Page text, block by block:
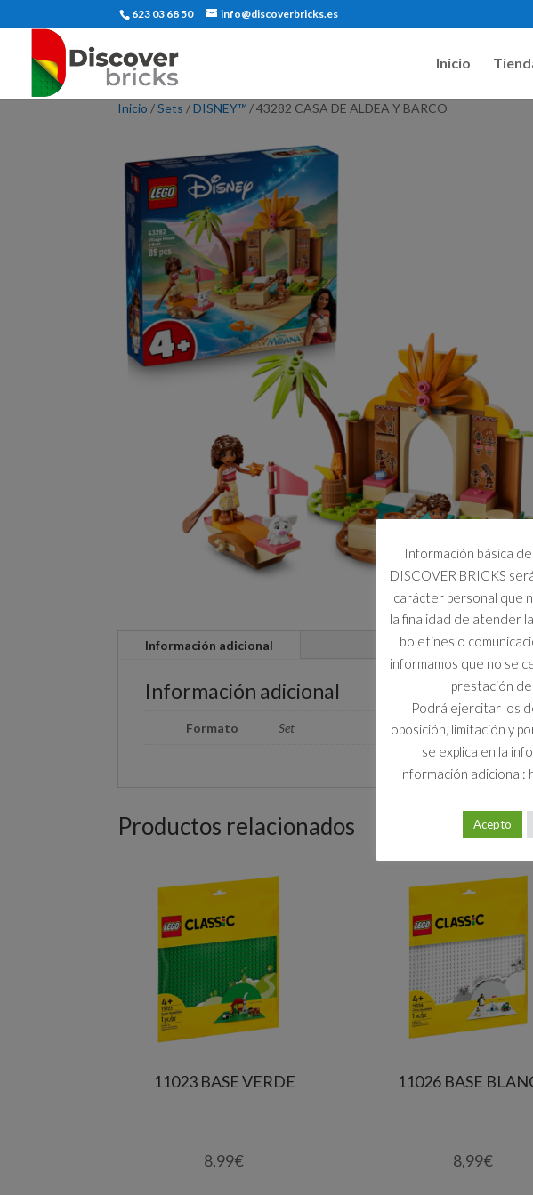
623 03 68 50 info@discoverbricks.es
Inicio
Inicio /Sets /DISNEY™ / 43282 CASA DE ALDEA Y BARCO
Información adicional
Información adicional
Formato Set
Productos relacionados
11023 BASE VERDE
8,99€
11026 BASE
8,99€
Información básica
DISCOVER BRICKS
carácter personal que
la finalidad de atender
boletines o
informamos que no se
prestación
Podrá ejercitar los
oposición, limitación y
se explica en la
Información
Acepto